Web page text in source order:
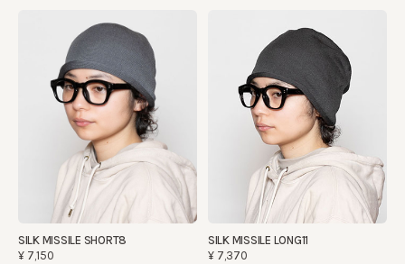
SILK MISSILE SHORT8
¥7,150
SILK MISSILE LONG11
¥7,370